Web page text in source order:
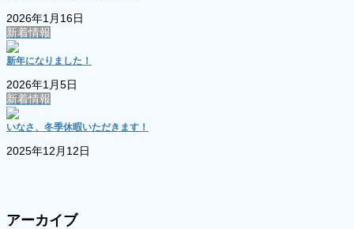
2026年1月16日
新着情報
新年になりました！
2026年1月5日
新着情報
いなさ、冬季休暇いただきます！
2025年12月12日
アーカイブ